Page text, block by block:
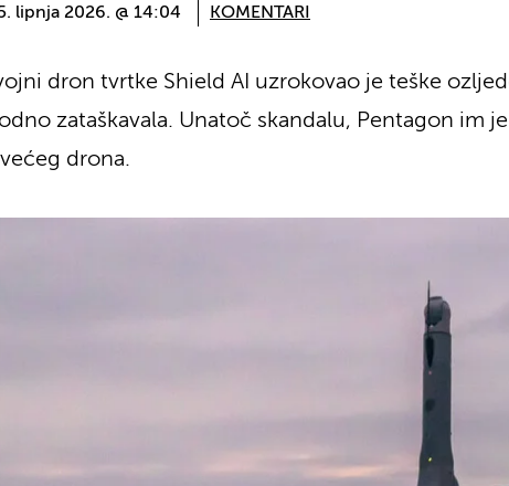
lipnja 2026. @ 14:04 KOMENTARI
dron tvrtke Shield AI uzrokovao je teške
zataškavala. Unatoč skandalu, Pentagon im
drona.